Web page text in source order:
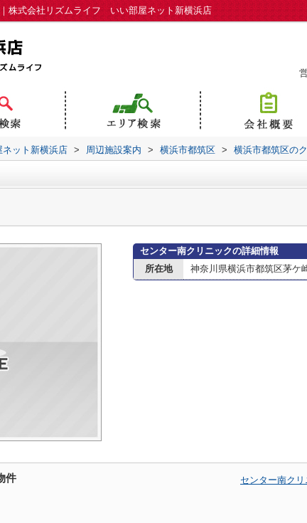
株式会社リズムライフ いい部屋ネット新横浜店
ット新横浜店 > 周辺施設案内 > 横浜市都筑区 > 横浜市都筑区の
センター南クリニックの詳細情報
所在地
神奈川県横浜市都筑区茅ケ
件 センター南ク